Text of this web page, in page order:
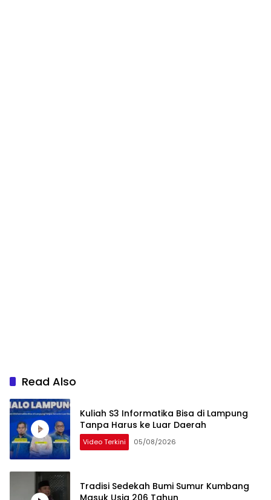
Read Also
Kuliah S3 Informatika Bisa di Lampung
Tanpa Harus ke Luar Daerah
Video Terkini 05/08/2026
Tradisi Sedekah Bumi Sumur Kumbang